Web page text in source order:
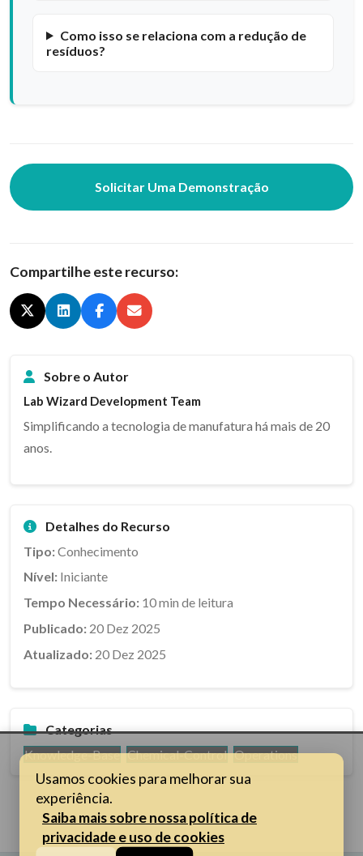
Como isso se relaciona com a redução de
resíduos?
Solicitar Uma Demonstração
Compartilhe este recurso:
Sobre o Autor
Lab Wizard Development Team
Simplificando a tecnologia de manufatura há mais de 20
anos.
Detalhes do Recurso
Tipo:Conhecimento
Nível: Iniciante
Tempo Necessário: 10 min de leitura
Publicado: 20 Dez 2025
Atualizado: 20 Dez 2025
Categorias
Knowledge-Base Chemical-Control Operations
Usamos cookies para melhorar sua
experiência.
Saiba mais sobre nossa política de
privacidade e uso de cookies